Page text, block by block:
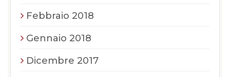
Febbraio 2018
Gennaio 2018
Dicembre 2017